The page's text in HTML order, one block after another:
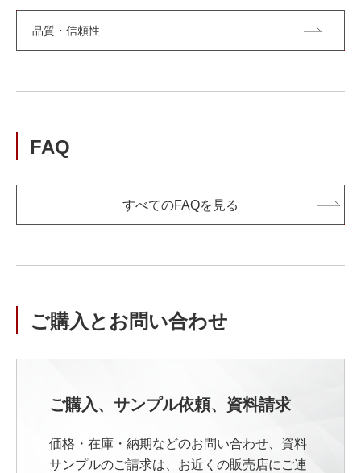
品質・信頼性
FAQ
すべてのFAQを見る
ご購入とお問い合わせ
ご購入、サンプル依頼、資料請求
価格・在庫・納期などのお問い合わせ、資料
サンプルのご請求は、お近くの販売店にご連